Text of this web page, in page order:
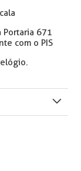
Portaria 671
com o PIS